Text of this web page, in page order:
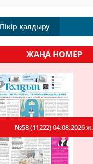
Пікір қалдыру
ЖАҢА НОМЕР
№58 (11222)04.08.2026 ж.